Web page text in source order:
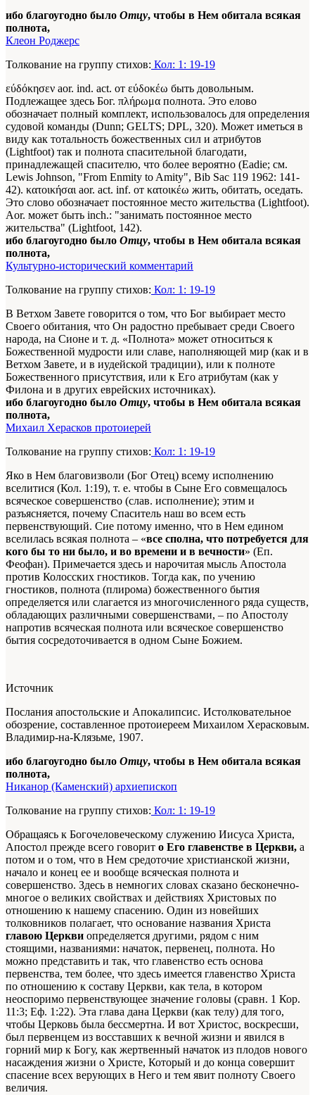
ибо благоугодно было Отцу, чтобы в Нем обитала всякая
полнота,
Клеон Роджерс
Толкование на группу стихов: Кол: 1: 19-19
εύδόκησεν aor. ind. act. от εύδοκέω быть довольным.
Подлежащее здесь Бог. πλήρωμα полнота. Это елово
обозначает полный комплект, использовалось для определения
судовой команды (Dunn; GELTS; DPL, 320). Может иметься в
виду как тотальность божественных сил и атрибутов
(Lightfoot) так и полнота спасительной благодати,
принадлежащей спасителю, что более вероятно (Eadie; см.
Lewis Johnson, "From Enmity to Amity", Bib Sac 119 1962: 141-
42). κατοικήσαι aor. act. inf. от κατοικέω жить, обитать, оседать.
Это слово обозначает постоянное место жительства (Lightfoot).
Aor. может быть inch.: "занимать постоянное место
жительства" (Lightfoot, 142).
ибо благоугодно было Отцу, чтобы в Нем обитала всякая
полнота,
Культурно-исторический комментарий
Толкование на группу стихов: Кол: 1: 19-19
В Ветхом Завете говорится о том, что Бог выбирает место
Своего обитания, что Он радостно пребывает среди Своего
народа, на Сионе и т. д. «Полнота» может относиться к
Божественной мудрости или славе, наполняющей мир (как и в
Ветхом Завете, и в иудейской традиции), или к полноте
Божественного присутствия, или к Его атрибутам (как у
Филона и в других еврейских источниках).
ибо благоугодно было Отцу, чтобы в Нем обитала всякая
полнота,
Михаил Херасков протоиерей
Толкование на группу стихов: Кол: 1: 19-19
Яко в Нем благовизволи (Бог Отец) всему исполнению
вселитися (Кол. 1:19), т. е. чтобы в Сыне Его совмещалось
всяческое совершенство (слав. исполнение); этим и
разъясняется, почему Спаситель наш во всем есть
первенствующий. Сие потому именно, что в Нем едином
вселилась всякая полнота – «все сполна, что потребуется для
кого бы то ни было, и во времени и в вечности» (Еп.
Феофан). Примечается здесь и нарочитая мысль Апостола
против Колосских гностиков. Тогда как, по учению
гностиков, полнота (плирома) божественного бытия
определяется или слагается из многочисленного ряда существ,
обладающих различными совершенствами, – по Апостолу
напротив всяческая полнота или всяческое совершенство
бытия сосредоточивается в одном Сыне Божием.
Источник
Послания апостольские и Апокалипсис. Истолковательное
обозрение, составленное протоиереем Михаилом Херасковым.
Владимир-на-Клязьме, 1907.
ибо благоугодно было Отцу, чтобы в Нем обитала всякая
полнота,
Никанор (Каменский) архиепископ
Толкование на группу стихов: Кол: 1: 19-19
Обращаясь к Богочеловеческому служению Иисуса Христа,
Апостол прежде всего говорит о Его главенстве в Церкви, а
потом и о том, что в Нем средоточие христианской жизни,
начало и конец ее и вообще всяческая полнота и
совершенство. Здесь в немногих словах сказано бесконечно-
многое о великих свойствах и действиях Христовых по
отношению к нашему спасению. Один из новейших
толковников полагает, что основание названия Христа
главою Церкви определяется другими, рядом с ним
стоящими, названиями: начаток, первенец, полнота. Но
можно представить и так, что главенство есть основа
первенства, тем более, что здесь имеется главенство Христа
по отношению к составу Церкви, как тела, в котором
неоспоримо первенствующее значение головы (сравн. 1 Кор.
11:3; Еф. 1:22). Эта глава дана Церкви (как телу) для того,
чтобы Церковь была бессмертна. И вот Христос, воскресши,
был первенцем из восставших к вечной жизни и явился в
горний мир к Богу, как жертвенный начаток из плодов нового
насаждения жизни о Христе, Который и до конца совершит
спасение всех верующих в Него и тем явит полноту Своего
величия.